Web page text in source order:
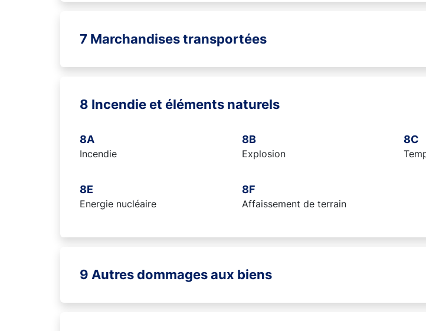
7 Marchandises transportées
8 Incendie et éléments naturels
8A
Incendie
8B
Explosion
8C
8E
Energie nucléaire
8F
Affaissement de terrain
9 Autres dommages aux biens